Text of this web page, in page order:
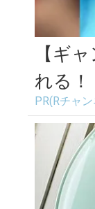
【ギ
れる！
PR(Rチャ